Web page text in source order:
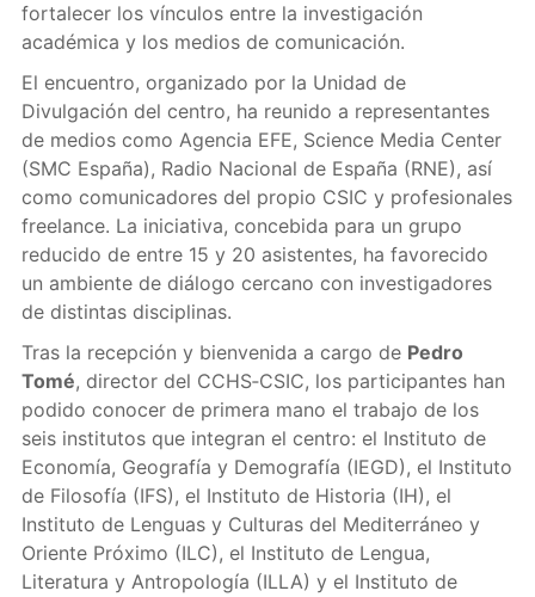
fortalecer los vínculos entre la investigación
académica y los medios de comunicación.
El encuentro, organizado por la Unidad de
Divulgación del centro, ha reunido a representantes
de medios como Agencia EFE, Science Media Center
(SMC España), Radio Nacional de España (RNE), así
como comunicadores del propio CSIC y profesionales
freelance. La iniciativa, concebida para un grupo
reducido de entre 15 y 20 asistentes, ha favorecido
un ambiente de diálogo cercano con investigadores
de distintas disciplinas.
Tras la recepción y bienvenida a cargo de Pedro
Tomé, director del CCHS‑CSIC, los participantes han
podido conocer de primera mano el trabajo de los
seis institutos que integran el centro: el Instituto de
Economía, Geografía y Demografía (IEGD), el Instituto
de Filosofía (IFS), el Instituto de Historia (IH), el
Instituto de Lenguas y Culturas del Mediterráneo y
Oriente Próximo (ILC), el Instituto de Lengua,
Literatura y Antropología (ILLA) y el Instituto de